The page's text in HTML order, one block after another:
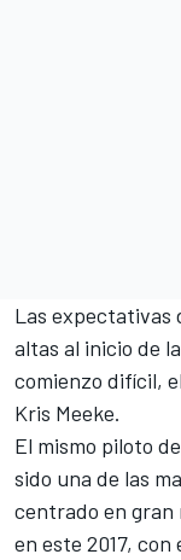
Las expectativas
altas al inicio de
comienzo difícil,
Kris Meeke.
El mismo piloto
sido una de las
centrado en gran
en este 2017, con